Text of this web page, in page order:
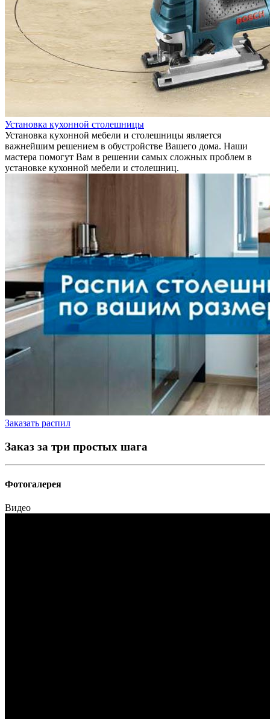
Установка кухонной столешницы
Установка кухонной мебели и столешницы является
важнейшим решением в обустройстве Вашего дома. Наши
мастера помогут Вам в решении самых сложных проблем в
установке кухонной мебели и столешниц.
Заказать распил
Заказ за три простых шага
Фотогалерея
Видео